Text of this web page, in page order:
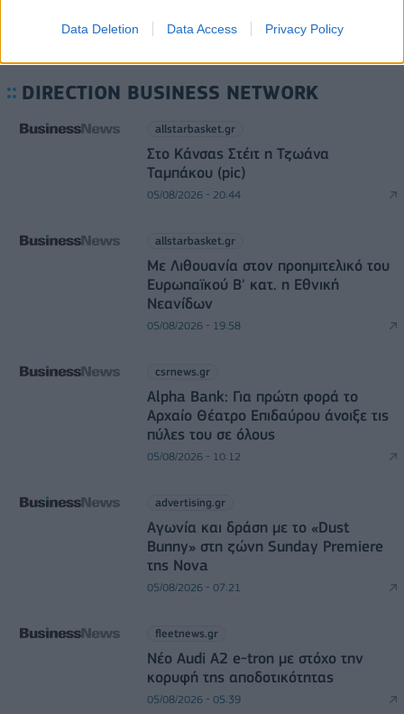
Data Deletion Data Access Privacy Policy
DIRECTION BUSINESS NETWORK
allstarbasket.gr
Στο Κάνσας Στέιτ η Τζωάνα
Ταμπάκου (pic)
05/08/2026 - 20:44
allstarbasket.gr
Με Λιθουανία στον προημιτελικό του
Ευρωπαϊκού Β' κατ. η Εθνική
Νεανίδων
05/08/2026 - 19:58
csrnews.gr
Alpha Bank: Για πρώτη φορά το
Αρχαίο Θέατρο Επιδαύρου άνοιξε τις
πύλες του σε όλους
05/08/2026 - 10:12
advertising.gr
Αγωνία και δράση με το «Dust
Bunny» στη ζώνη Sunday Premiere
της Nova
05/08/2026 - 07:21
fleetnews.gr
Νέο Audi A2 e-tron με στόχο την
κορυφή της αποδοτικότητας
05/08/2026 - 05:39